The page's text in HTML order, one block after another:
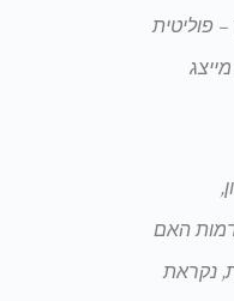
פוליטית
האם
נקראת